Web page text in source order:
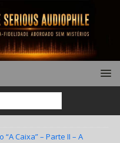
“A Caixa” – Parte II – A